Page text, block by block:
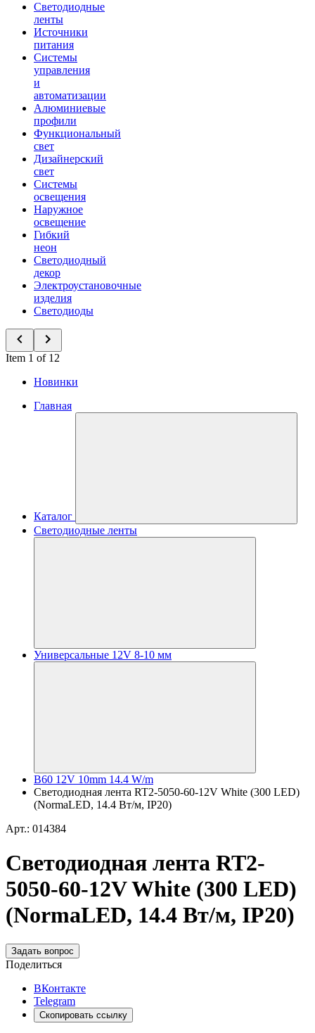
Светодиодные
ленты
Источники
питания
Системы
управления
и
автоматизации
Алюминиевые
профили
Функциональный
свет
Дизайнерский
свет
Системы
освещения
Наружное
освещение
Гибкий
неон
Светодиодный
декор
Электроустановочные
изделия
Светодиоды
Item 1 of 12
Новинки
Главная
Каталог
Светодиодные ленты
Универсальные 12V 8-10 мм
B60 12V 10mm 14.4 W/m
Светодиодная лента RT2-5050-60-12V White (300 LED)
(NormaLED, 14.4 Вт/м, IP20)
Арт.: 014384
Светодиодная лента RT2-
5050-60-12V White (300 LED)
(NormaLED, 14.4 Вт/м, IP20)
Задать вопрос
Поделиться
ВКонтакте
Telegram
Скопировать ссылку